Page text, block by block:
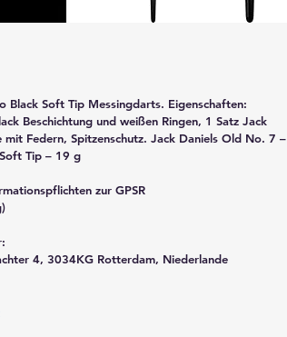
Black Soft Tip Messingdarts. Eigenschaften:
Beschichtung und weißen Ringen, 1 Satz Jack
mit Federn, Spitzenschutz. Jack Daniels Old No. 7 –
Tip – 19 g
zur GPSR
4, 3034KG Rotterdam, Niederlande